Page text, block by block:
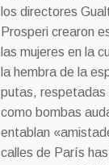
los directores
Prosperi crearon
las mujeres en la
la hembra de la
putas, respetadas
como bombas
entablan
calles de París